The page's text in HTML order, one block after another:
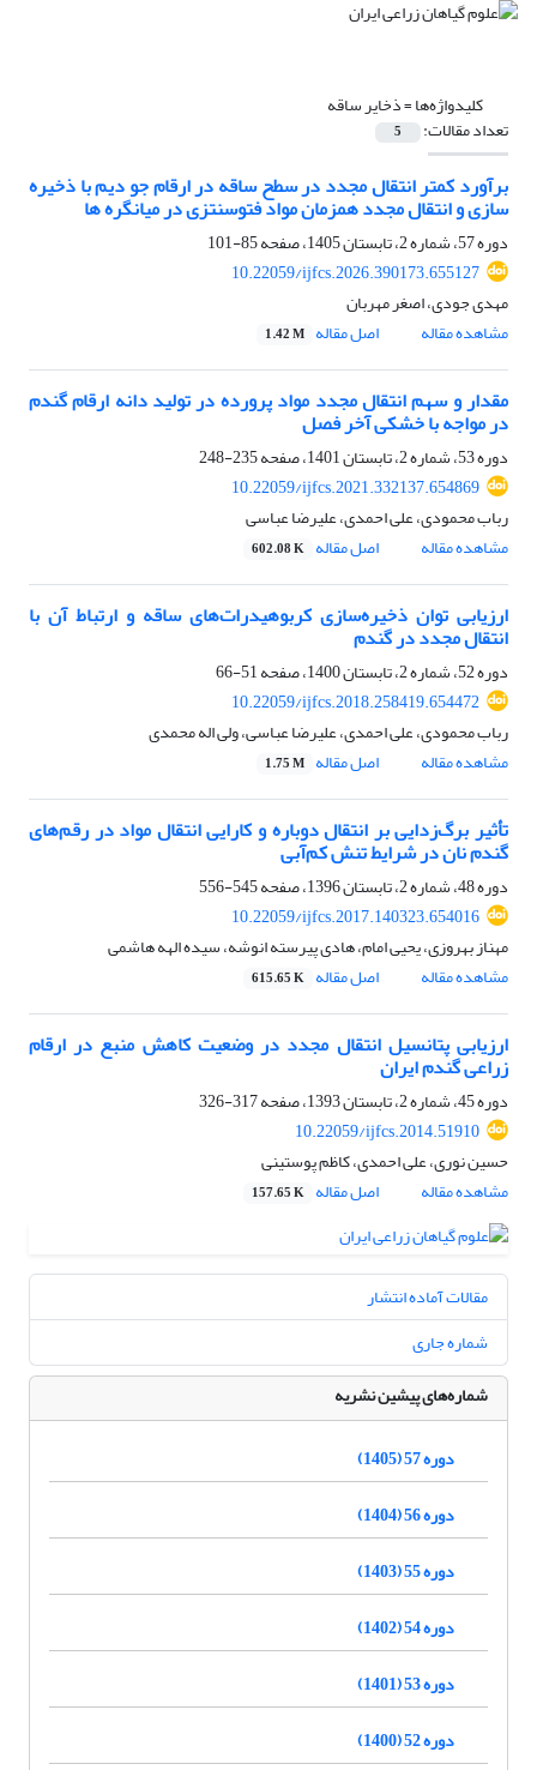
کلیدواژه‌ها =ذخایر ساقه
تعداد مقالات: 5
برآورد کمتر انتقال مجدد در سطح ساقه در ارقام جو دیم با ذخیره
سازی و انتقال مجدد همزمان مواد فتوسنتزی در میانگره ها
دوره 57، شماره 2، تابستان 1405، صفحه
85-101
10.22059/ijfcs.2026.390173.655127
مهدی جودی، اصغر مهربان
مشاهده مقاله
اصل مقاله 1.42 M
مقدار و سهم انتقال مجدد مواد پرورده در تولید دانه ارقام گندم
در مواجه با خشکی آخر فصل
دوره 53، شماره 2، تابستان 1401، صفحه
235-248
10.22059/ijfcs.2021.332137.654869
رباب محمودی، علی احمدی، علیرضا عباسی
مشاهده مقاله
اصل مقاله 602.08 K
ارزیابی توان ذخیره‌سازی کربوهیدرات‌های ساقه و ارتباط آن با
انتقال مجدد در گندم
دوره 52، شماره 2، تابستان 1400، صفحه
51-66
10.22059/ijfcs.2018.258419.654472
رباب محمودی، علی احمدی، علیرضا عباسی، ولی اله محمدی
مشاهده مقاله
اصل مقاله 1.75 M
تأثیر برگ‌زدایی بر انتقال دوباره و کارایی انتقال مواد در رقم‌های
گندم نان در شرایط تنش کم‌آبی
دوره 48، شماره 2، تابستان 1396، صفحه
545-556
10.22059/ijfcs.2017.140323.654016
مهناز بهروزی، یحیی امام، هادی پیرسته انوشه، سیده الهه هاشمی
مشاهده مقاله
اصل مقاله 615.65 K
ارزیابی پتانسیل انتقال مجدد در وضعیت کاهش منبع در ارقام
زراعی گندم ایران
دوره 45، شماره 2، تابستان 1393، صفحه
317-326
10.22059/ijfcs.2014.51910
حسین نوری، علی احمدی، کاظم پوستینی
مشاهده مقاله
اصل مقاله 157.65 K
مقالات آماده انتشار
شماره جاری
شماره‌های پیشین نشریه
دوره 57 (1405)
دوره 56 (1404)
دوره 55 (1403)
دوره 54 (1402)
دوره 53 (1401)
دوره 52 (1400)